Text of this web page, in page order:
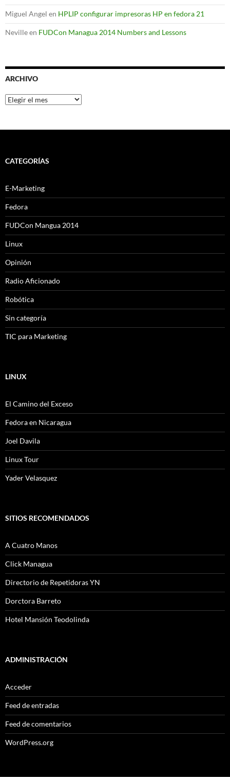
Miguel Angel en HPLIP configurar impresoras HP en fedora 21
Nevilleen FUDCon Managua 2014 Numbers and Lessons
ARCHIVO
Archivo
CATEGORÍAS
E-Marketing
Fedora
FUDCon Mangua 2014
Linux
Opinión
Radio Aficionado
Robótica
Sin categoría
TIC para Marketing
LINUX
El Camino del Exceso
Fedora en Nicaragua
Joel Davila
Linux Tour
Yader Velasquez
SITIOS RECOMENDADOS
A Cuatro Manos
Click Managua
Directorio de Repetidoras YN
Dorctora Barreto
Hotel Mansión Teodolinda
ADMINISTRACIÓN
Acceder
Feed de entradas
Feed de comentarios
WordPress.org